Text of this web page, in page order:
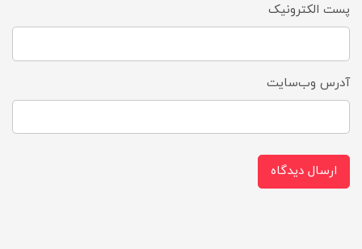
پست الکترونیک
آدرس وب‌سایت
ارسال دیدگاه